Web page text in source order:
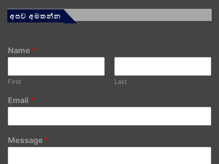
අපව අමතන්න
Name *
First Last
Email *
Message *